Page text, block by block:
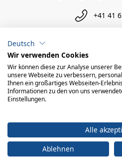
+41 41
© 2026
Deutsch
Wir verwenden Cookies
Wir können diese zur Analyse unserer
unsere Webseite zu verbessern,
Ihnen ein großartiges Webseiten-
Informationen zu den von uns
Einstellungen.
Alle
Ablehnen